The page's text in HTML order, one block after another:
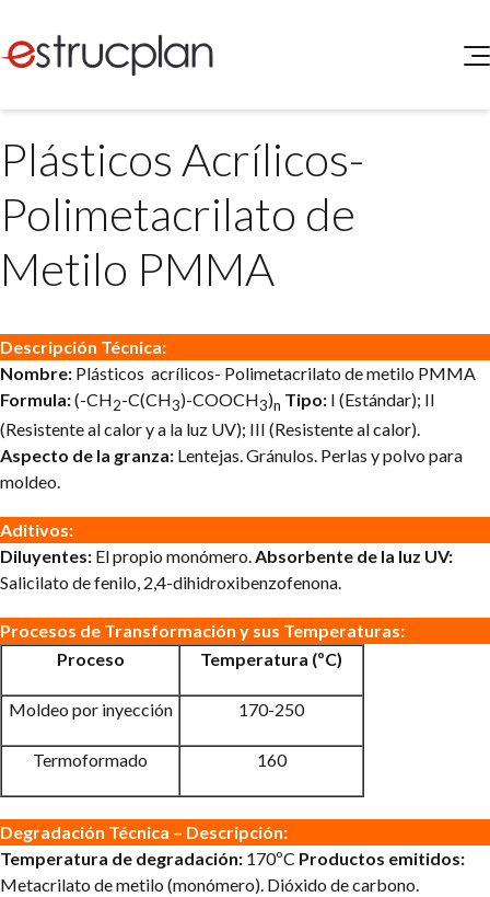
SERVICIOS
Medio Ambiente
Legislación
INGRESAR
Portal de Clientes
Matriz Premium
Matriz Profesional
Plásticos Acrílicos-
Polimetacrilato de
Metilo PMMA
Descripción Técnica:
Nombre: Plásticos acrílicos- Polimetacrilato de metilo PMMA
Formula:(-CH2-C(CH3)-COOCH3)n Tipo: I (Estándar); II
(Resistente al calor y a la luz UV); III (Resistente al calor).
Aspecto de la granza: Lentejas. Gránulos. Perlas y polvo para
moldeo.
Aditivos:
Diluyentes: El propio monómero.Absorbente de la luz UV:
Salicilato de fenilo, 2,4-dihidroxibenzofenona.
Procesos de Transformación y sus Temperaturas:
Proceso
Temperatura (ºC)
Moldeo por inyección 170-250
Termoformado 160
Degradación Técnica – Descripción:
Temperatura de degradación: 170ºC Productos emitidos:
Metacrilato de metilo (monómero). Dióxido de carbono.